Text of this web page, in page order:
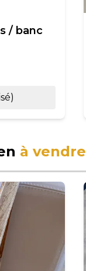
/ banc
à vendre